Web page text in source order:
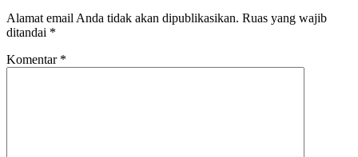
Alamat email Anda tidak akan dipublikasikan. Ruas yang wajib
ditandai *
Komentar *